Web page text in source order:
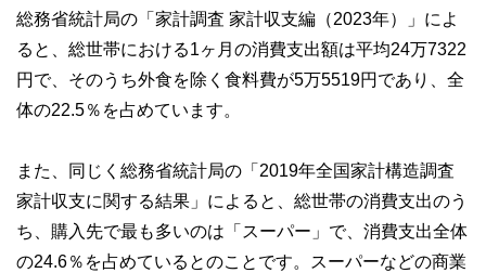
私たちは、快適でより良い生活のアイデアを提供するお金の
コンシェルジュを目指します。
総務省統計局の「家計調査 家計収支編（2023年）」によ
ると、総世帯における1ヶ月の消費支出額は平均24万7322
円で、そのうち外食を除く食料費が5万5519円であり、全
体の22.5％を占めています。
また、同じく総務省統計局の「2019年全国家計構造調査
家計収支に関する結果」によると、総世帯の消費支出のう
ち、購入先で最も多いのは「スーパー」で、消費支出全体
の24.6％を占めているとのことです。スーパーなどの商業